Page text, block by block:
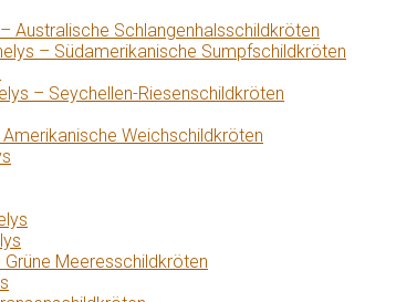
Australische Schlangenhalsschildkröten
– Südamerikanische Sumpfschildkröten
– Seychellen-Riesenschildkröten
Weichschildkröten
Meeresschildkröten